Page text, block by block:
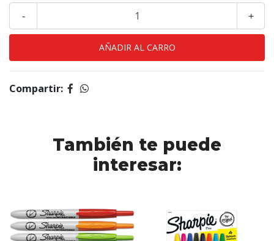
+
-
Compartir:
También te puede
interesar: